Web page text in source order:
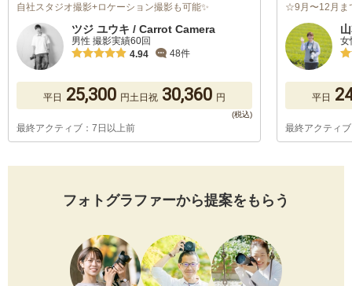
自社スタジオ撮影+ロケーション撮影も可能✨
ツジ ユウキ / Carrot Camera
男性 撮影実績60回
4.94
48件
平日 25,300 円土日祝 30,360 円
最終アクティブ：7日以上前
☆9月〜12月ま
女
平日
最終アクティ
フォトグラファーから提案をもらう